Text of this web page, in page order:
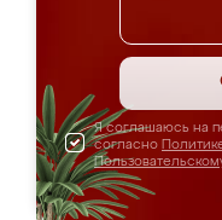
Я соглашаюсь на
согласно